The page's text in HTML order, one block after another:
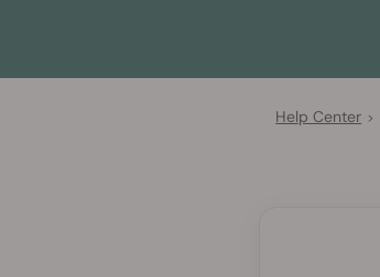
Help Center >